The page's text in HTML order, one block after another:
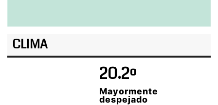
CLIMA
20.2º
Mayormente
despejado